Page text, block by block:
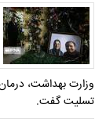
وزارت بهداشت،
تسلیت گفت.